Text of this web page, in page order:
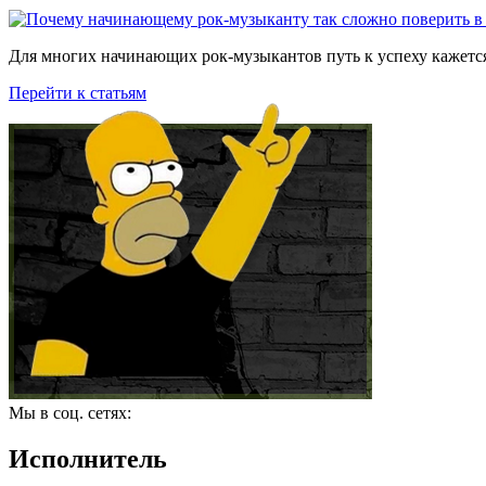
Для многих начинающих рок-музыкантов путь к успеху
Перейти к статьям
Мы в соц. сетях:
Исполнитель